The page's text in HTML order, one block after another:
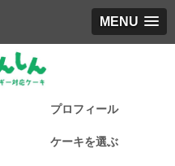
MENU
プロフィール
ケーキを選ぶ